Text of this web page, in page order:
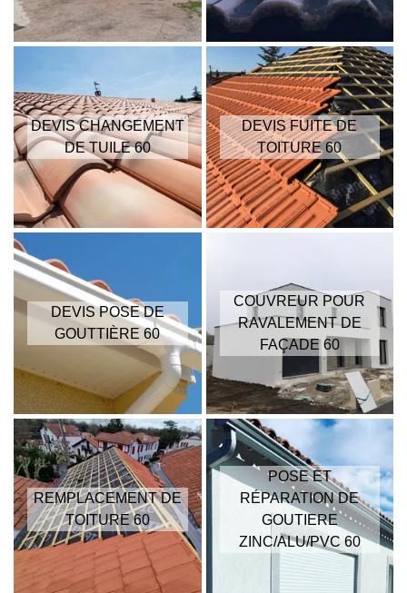
DEVIS CHANGEMENT
DE TUILE 60
DEVIS FUITE DE
TOITURE 60
DEVIS POSE DE
GOUTTIÈRE 60
COUVREUR POUR
RAVALEMENT DE
FAÇADE 60
REMPLACEMENT DE
TOITURE 60
POSE ET
RÉPARATION DE
GOUTIERE
ZINC/ALU/PVC 60